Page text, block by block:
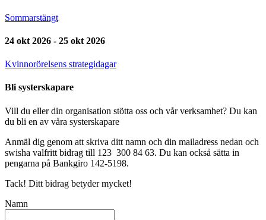
Sommarstängt
24 okt 2026 - 25 okt 2026
Kvinnorörelsens strategidagar
Bli systerskapare
Vill du eller din organisation stötta oss och vår verksamhet? Du kan
du bli en av våra systerskapare
Anmäl dig genom att skriva ditt namn och din mailadress nedan och
swisha valfritt bidrag till 123 300 84 63. Du kan också sätta in
pengarna på Bankgiro 142-5198.
Tack! Ditt bidrag betyder mycket!
Namn